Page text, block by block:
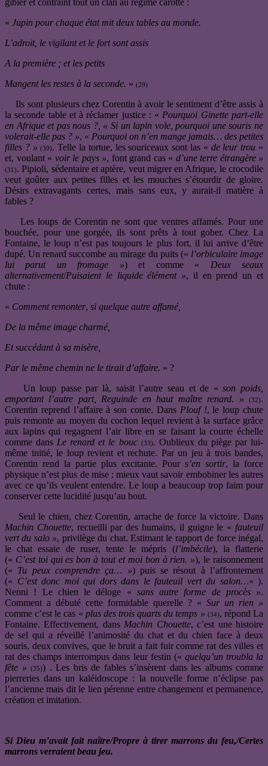
gibier et contraint tout un clan au régime carotte :
« Jupin pour chaque état mit deux tables au monde.
L’adroit, le vigilant et le fort sont assis
A la première ; et les petits
Mangent les restes à la seconde. » (29)
Ils sont plusieurs chez Corentin à avoir le sentiment d’être assis à
la seconde table et à réclamer justice : «Pourquoi Ginette part-elle
en Afrique et pas nous ?, « Si un lapin vole, pourquoi une souris ne
volerait-elle pas ? », « Pourquoi on n’en mange jamais… des petites
filles ? » (30). Telle la tortue, les souriceaux sont las « de leur trou »
et, voulant « voir le pays », font grand cas « d’une terre étrangère »
(31). Pipioli, sédentaire et aptère, veut migrer en Afrique, le crocodile
veut goûter aux petites filles et les mouches s’étourdir de gloire.
Désirs extravagants certes, mais sans eux, y aurait-il matière à
fables ?
Les loups de Corentin ne sont que ventres affamés. Pour une
bouchée, pour une gorgée, ils sont prêts à tout gober. Chez La
Fontaine, le loup n’est pas toujours le plus fort, il lui arrive d’être
dupé. Un renard succombe au mirage du puits (« l’orbiculaire image
lui parut un fromage ») et comme « Deux seaux
alternativement/Puisaient le liquide élément », il en prend un et
chute :
« Comment remonter, si quelque autre affamé,
De la même image charmé,
Et succédant à sa misère,
Par le même chemin ne le tirait d’affaire. » ?
Un loup passe par là, saisit l’autre seau et de «son poids,
emportant l’autre part, Reguinde en haut maître renard. »
(32).
Corentin reprend l’affaire à son conte. Dans Plouf !, le loup chute
puis remonte au moyen du cochon lequel revient à la surface grâce
aux lapins qui regagnent l’air libre en se faisant la courte échelle
comme dansLe renard et le bouc (33). Oublieux du piège par lui-
même initié, le loup revient et rechute. Par un jeu à trois bandes,
Corentin rend la partie plus excitante. Pour s’en sortir, la force
physique n’est plus de mise : mieux vaut savoir embobiner les autres
avec ce qu’ils veulent entendre. Le loup a beaucoup trop faim pour
conserver cette lucidité jusqu’au bout.
Seul le chien, chez Corentin, arrache de force la victoire. Dans
Machin Chouette, recueilli par des humains, il guigne le «fauteuil
vert du salo », privilège du chat. Estimant le rapport de force inégal,
le chat essaie de ruser, tente le mépris (l’imbécile), la flatterie
(« C’est toi qui es bon à tout et moi bon à rien. »), le raisonnement
(« Tu peux comprendre ça… ») puis se résout à l’affrontement
(« C’est donc moi qui dors dans le fauteuil vert du salon…« ).
Nenni ! Le chien le déloge « sans autre forme de procès ».
Comment a débuté cette formidable querelle ? « Sur un rien »
comme c’est le cas « plus des trois quarts du temps » (34), répond La
Fontaine. Effectivement, dansMachin Chouette, c’est une histoire
de sel qui a réveillé l’animosité du chat et du chien face à deux
souris, deux convives, que le bruit a fait fuir comme rat des villes et
rat des champs interrompus dans leur festin (« quelqu’un troubla la
fête »
(35)) . Les bris de fables s’insèrent dans les albums comme
pierreries dans un kaléidoscope : la nouvelle forme n’éclipse pas
l’ancienne mais dit le lien pérenne entre changement et permanence,
création et imitation.
Si Dieu m’avait fait naître/Propre à tirer marrons du feu,/Certes
marrons verraient beau jeu.